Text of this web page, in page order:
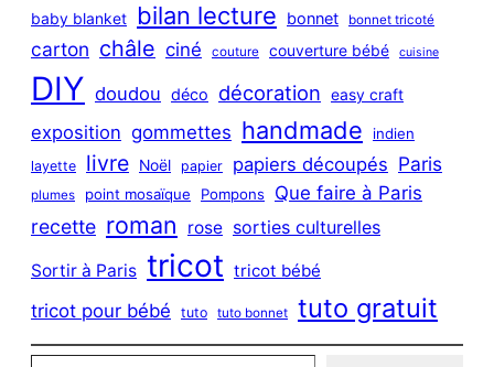
baby blanket bilan lecture bonnet bonnet tricoté
carton châle ciné couture couverture bébé cuisine
DIY doudou déco décoration easy craft
exposition gommettes handmade indien
layette livre Noël papier papiers découpés Paris
plumes point mosaïque Pompons Que faire à Paris
recette roman rose sorties culturelles
Sortir à Paris tricot tricot bébé
tricot pour bébé tuto tuto bonnet tuto gratuit
Saisissez votre adresse e-mail…